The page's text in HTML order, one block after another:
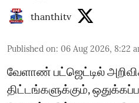
thanthitv
Published on: 06 Aug 2026, 8:22
வேளாண் பட்ஜெட்டில்
திட்டங்களுக்கும்,